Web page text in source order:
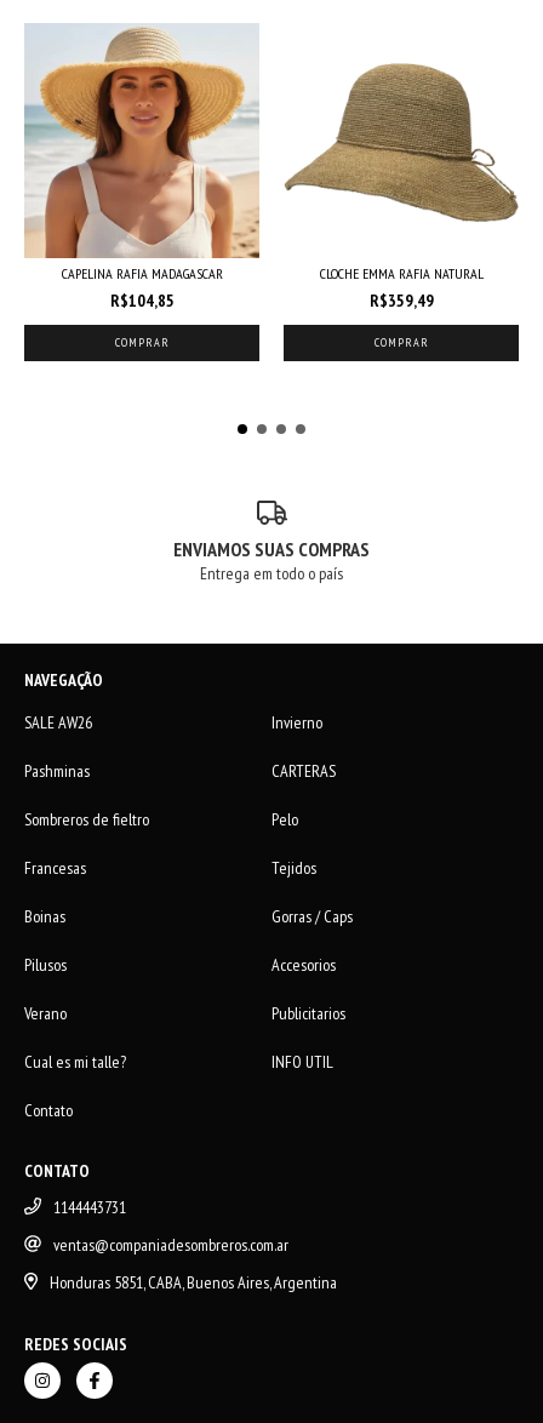
CAPELINA RAFIA MADAGASCAR
R$104,85
COMPRAR
CLOCHE EMMA RAFIA NATURAL
R$359,49
COMPRAR
ENVIAMOS SUAS COMPRAS
Entrega em todo o país
NAVEGAÇÃO
SALE AW26
Invierno
Pashminas CARTERAS
Sombreros de fieltro Pelo
Francesas Tejidos
Boinas Gorras / Caps
Pilusos Accesorios
Verano Publicitarios
Cual es mi talle? INFO UTIL
Contato
CONTATO
1144443731
ventas@companiadesombreros.com.ar
Honduras 5851, CABA, Buenos Aires, Argentina
REDES SOCIAIS